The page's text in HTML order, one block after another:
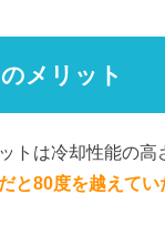
メリット
トは冷却性能の
と80度を越えて